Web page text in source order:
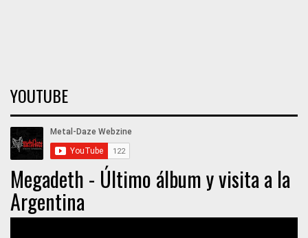
YOUTUBE
Megadeth - Último álbum y visita a la
Argentina